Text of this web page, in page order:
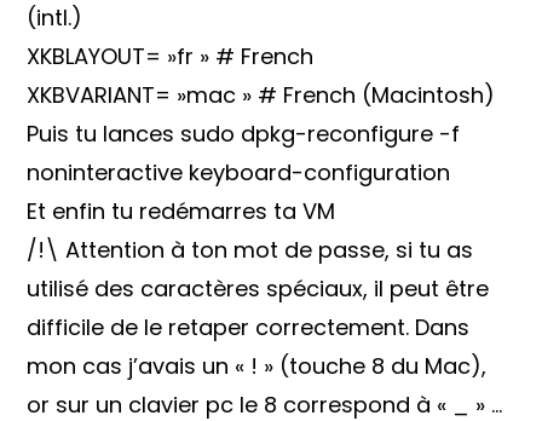
(intl.)
XKBLAYOUT= »fr » # French
XKBVARIANT= »mac » # French (Macintosh)
Puis tu lances sudo dpkg-reconfigure -f
noninteractive keyboard-configuration
Et enfin tu redémarres ta VM
/!\ Attention à ton mot de passe, si tu as
utilisé des caractères spéciaux, il peut être
difficile de le retaper correctement. Dans
mon cas j’avais un « ! » (touche 8 du Mac),
or sur un clavier pc le 8 correspond à « _ » …